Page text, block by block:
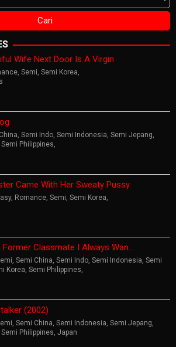
Wife Next Door Is A Virgin
, Semi, Semi Korea,
, Semi Indo, Semi Indonesia, Semi Jepang,
Semi Philippines,
Came With Her Sweaty Pussy
, Romance, Semi, Semi Korea,
Classmate I Always Wan…
, Semi China, Semi Indo, Semi Indonesia, Semi
Korea, Semi Philippines,
(2002)
, Semi China, Semi Indonesia, Semi Jepang,
Semi Philippines, Japan